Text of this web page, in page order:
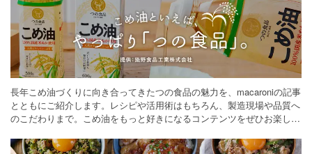
長年こめ油づくりに向き合ってきたつの食品の魅力を、macaroniの記事
とともにご紹介します。レシピや活用術はもちろん、製造現場や品質へ
のこだわりまで。こめ油をもっと好きになるコンテンツをぜひお楽しみ